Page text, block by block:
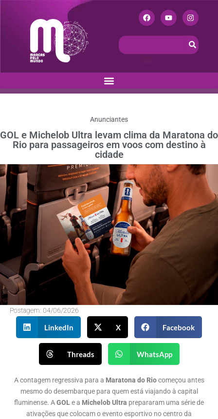
Anunciantes
GOL e Michelob Ultra levam clima da Maratona do
Rio para passageiros em voos com destino à
cidade
Postagem: 04/06/2026
LinkedIn X Facebook
Threads WhatsApp
A contagem regressiva para a Maratona do Riocomeçou antes
mesmo do desembarque para quem está viajando à capital
fluminense. AGOLe a Michelob Ultra prepararam uma série de
ativações que colocam o evento esportivo no centro da